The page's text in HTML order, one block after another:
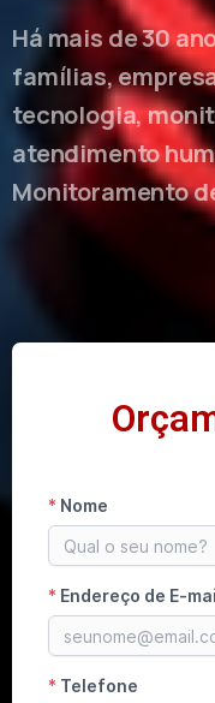
Há mais de 30
famílias,
tecnologia,
atendimento
Monitoramento